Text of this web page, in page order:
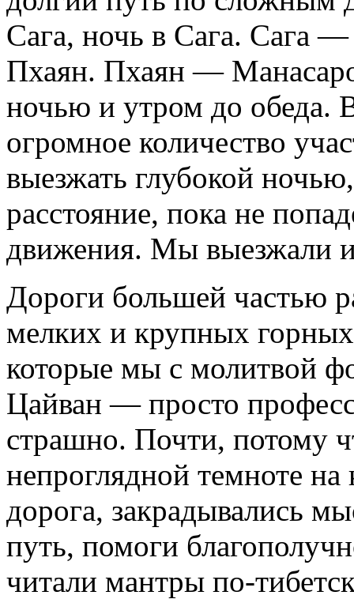
Сага, ночь в Сага. Сага
Пхаян. Пхаян —
ночью и утром до обеда.
огромное количество
выезжать глубокой
расстояние, пока не
движения. Мы выезжали
Дороги большей частью
мелких и крупных
которые мы с молитвой
Цайван — просто
страшно. Почти, потому
непроглядной темноте
дорога, закрадывались
путь, помоги
читали мантры по-